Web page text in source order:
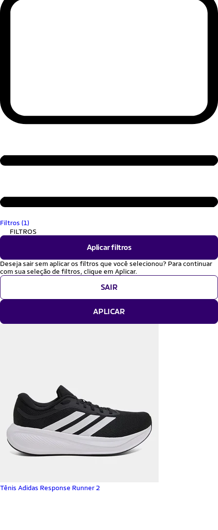
Filtros (1)
FILTROS
Aplicar filtros
Deseja sair sem aplicar os filtros que você selecionou? Para continuar
com sua seleção de filtros, clique em Aplicar.
SAIR
APLICAR
Tênis Adidas Response Runner 2